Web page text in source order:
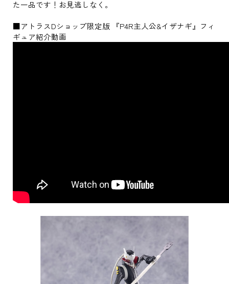
た一品です！お見逃しなく。
■アトラスDショップ限定版 『P4R主人公&イザナギ』フィ
ギュア紹介動画